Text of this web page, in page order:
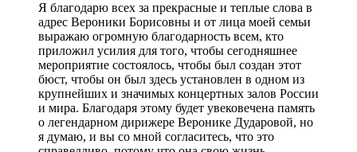
Я благодарю всех за прекрасные и теплые слова в
адрес Вероники Борисовны и от лица моей семьи
выражаю огромную благодарность всем, кто
приложил усилия для того, чтобы сегодняшнее
мероприятие состоялось, чтобы был создан этот
бюст, чтобы он был здесь установлен в одном из
крупнейших и значимых концертных залов России
и мира. Благодаря этому будет увековечена память
о легендарном дирижере Веронике Дударовой, но
я думаю, и вы со мной согласитесь, что это